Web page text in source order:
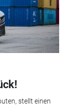
stellt einen